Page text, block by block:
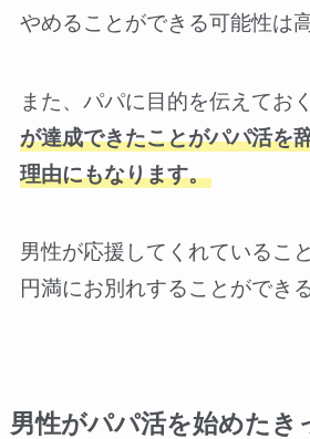
やめることができる可能性は
また、パパに目的を伝えてお
が達成できたことがパパ活を
理由にもなります。
男性が応援してくれているこ
円満にお別れすることができ
男性がパパ活を始めたき